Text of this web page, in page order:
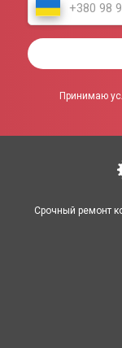
Принимаю
Срочный ремонт